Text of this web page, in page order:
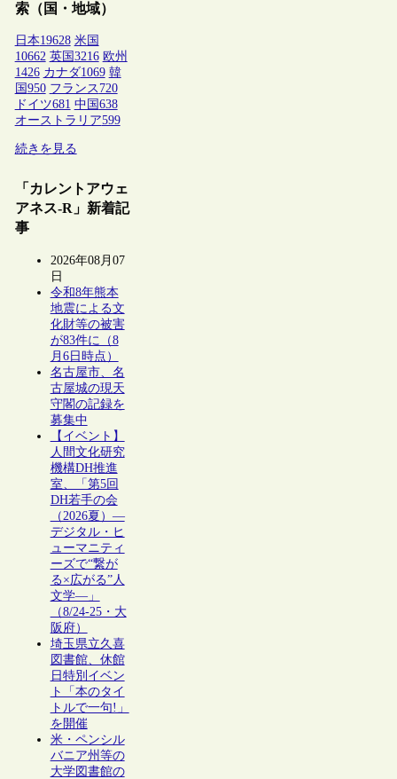
索（国・地域）
日本19628 米国
10662 英国 3216 欧州
1426 カナダ1069 韓
国 950 フランス 720
ドイツ681 中国 638
オーストラリア599
続きを見る
「カレントアウェ
アネス-R」新着記
事
2026年08月07
日
令和8年熊本
地震による文
化財等の被害
が83件に（8
月6日時点）
名古屋市、名
古屋城の現天
守閣の記録を
募集中
【イベント】
人間文化研究
機構DH推進
室、「第5回
DH若手の会
（2026夏）―
デジタル・ヒ
ューマニティ
ーズで“繋が
る×広がる”人
文学―」
（8/24-25・大
阪府）
埼玉県立久喜
図書館、休館
日特別イベン
ト「本のタイ
トルで一句!」
を開催
米・ペンシル
バニア州等の
大学図書館の